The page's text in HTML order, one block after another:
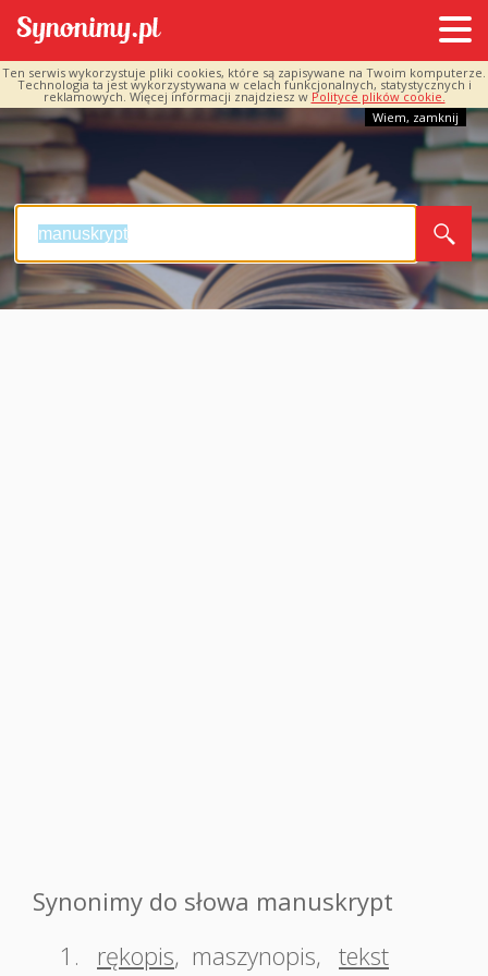
Ten serwis wykorzystuje pliki cookies, które są zapisywane na Twoim komputerze.
Technologia ta jest wykorzystywana w celach funkcjonalnych, statystycznych i
reklamowych. Więcej informacji znajdziesz w Polityce plików cookie.
Wiem, zamknij
Synonimy do słowa manuskrypt
1.
rękopis, maszynopis, tekst